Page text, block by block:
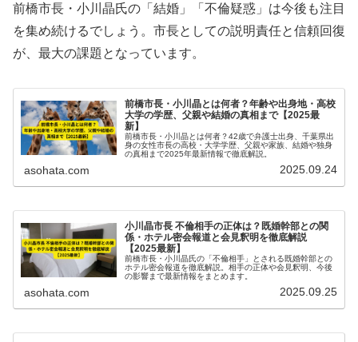
前橋市長・小川晶氏の「結婚」「不倫疑惑」は今後も注目
を集め続けるでしょう。市長としての説明責任と信頼回復
が、最大の課題となっています。
前橋市長・小川晶とは何者？年齢や出身地・高校
大学の学歴、父親や結婚の真相まで【2025最
新】
前橋市長・小川晶とは何者？42歳で弁護士出身、千葉県出
身の女性市長の高校・大学学歴、父親や家族、結婚や独身
の真相まで2025年最新情報で徹底解説。
asohata.com 2025.09.24
小川晶市長 不倫相手の正体は？既婚幹部との関
係・ホテル密会報道と会見釈明を徹底解説
【2025最新】
前橋市長・小川晶氏の「不倫相手」とされる既婚幹部との
ホテル密会報道を徹底解説。相手の正体や会見釈明、今後
の影響まで最新情報をまとめます。
asohata.com 2025.09.25